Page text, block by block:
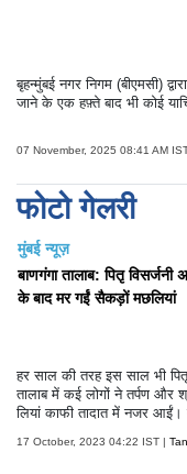
बृहन्मुंबई नगर निगम (बीएमसी)
जाने के एक हफ़्ते बाद भी कोई
07 November, 2025 08:41 AM
फोटो गेलरी
मुंबई न्यूज़
बाणगंगा तालाब: पितृ विसर्जनी
के बाद मर गईं सैकड़ों मछलियां
हर साल की तरह इस साल भी
तालाब में कई लोगों ने तर्पण और
लियां काफी तादात में नजर आईं।
17 October, 2023 04:22 IST |